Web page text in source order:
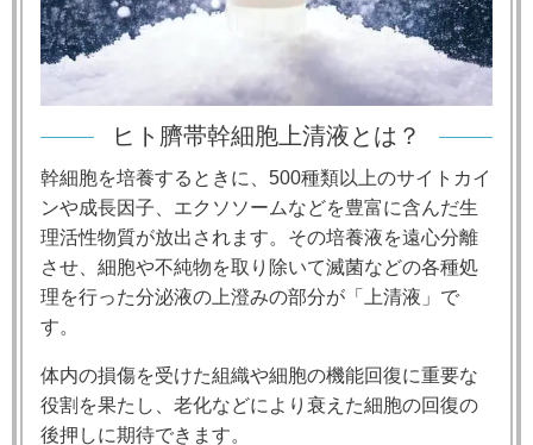
ヒト臍帯幹細胞上清液とは？
幹細胞を培養するときに、500種類以上のサイトカイ
ンや成長因子、エクソソームなどを豊富に含んだ生
理活性物質が放出されます。その培養液を遠心分離
させ、細胞や不純物を取り除いて滅菌などの各種処
理を行った分泌液の上澄みの部分が「上清液」で
す。
体内の損傷を受けた組織や細胞の機能回復に重要な
役割を果たし、老化などにより衰えた細胞の回復の
後押しに期待できます。